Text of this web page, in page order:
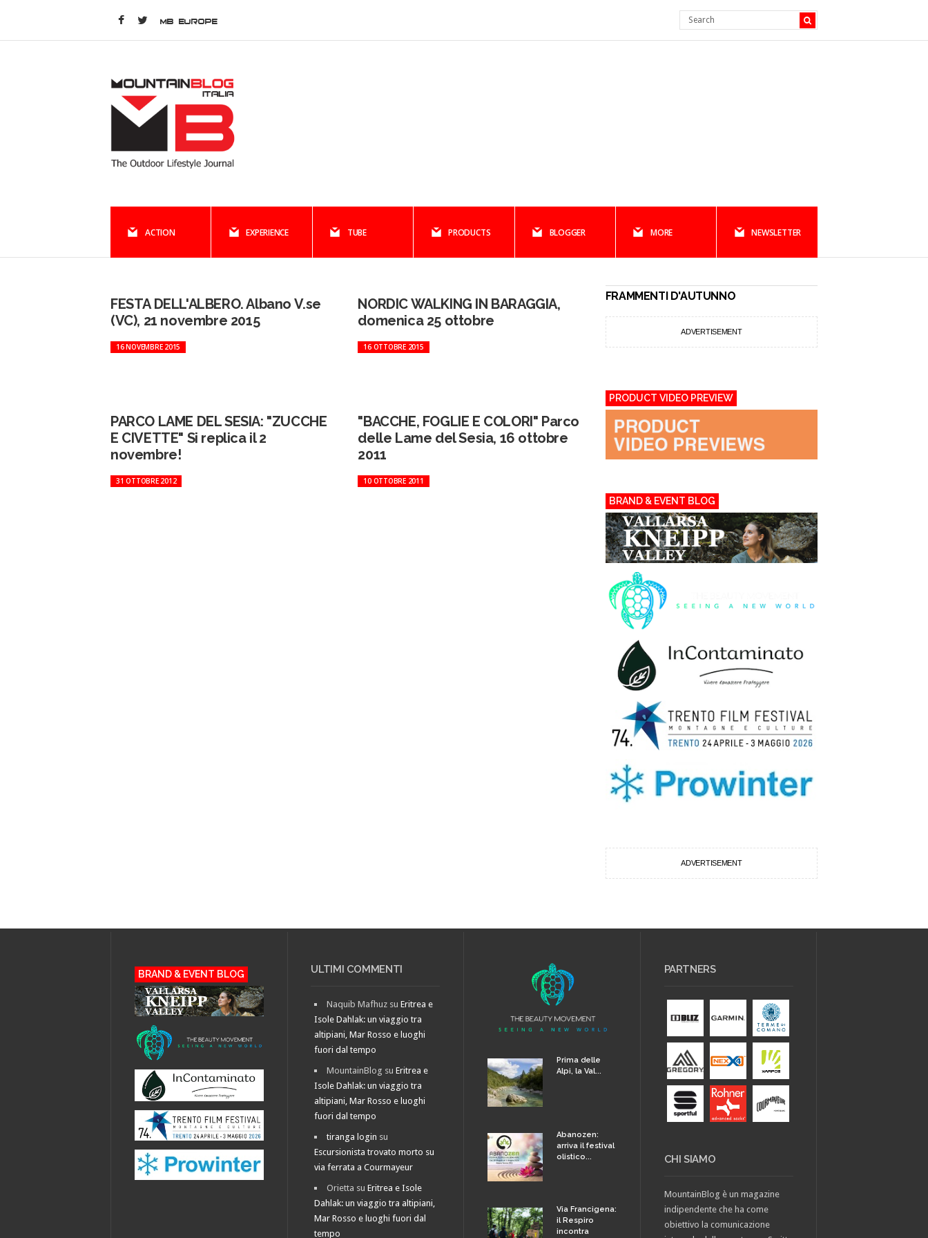
MB EUROPE
ACTION EXPERIENCE TUBE PRODUCTS BLOGGER MORE NEWSLETTER
FESTA DELL'ALBERO. Albano V.se
(VC), 21 novembre 2015
16 NOVEMBRE 2015
NORDIC WALKING IN BARAGGIA,
domenica 25 ottobre
16 OTTOBRE 2015
PARCO LAME DEL SESIA: "ZUCCHE
E CIVETTE" Si replica il 2
novembre!
31 OTTOBRE 2012
"BACCHE, FOGLIE E COLORI" Parco
delle Lame del Sesia, 16 ottobre
2011
10 OTTOBRE 2011
FRAMMENTI D'AUTUNNO
ADVERTISEMENT
PRODUCT VIDEO PREVIEW
BRAND & EVENT BLOG
ADVERTISEMENT
BRAND & EVENT BLOG ULTIMI COMMENTI
Naquib Mafhuz suEritrea e
Isole Dahlak: un viaggio tra
altipiani, Mar Rosso e luoghi
fuori dal tempo
MountainBlog suEritrea e
Isole Dahlak: un viaggio tra
altipiani, Mar Rosso e luoghi
fuori dal tempo
tiranga login su
Escursionista trovato morto su
via ferrata a Courmayeur
Orietta suEritrea e Isole
Dahlak: un viaggio tra altipiani,
Mar Rosso e luoghi fuori dal
tempo
Prima delle
Alpi, la Val...
Abanozen:
arriva il festival
olistico...
Via Francigena:
il Respiro
incontra
PARTNERS
CHI SIAMO
MountainBlog è un magazine
indipendente che ha come
obiettivo la comunicazione